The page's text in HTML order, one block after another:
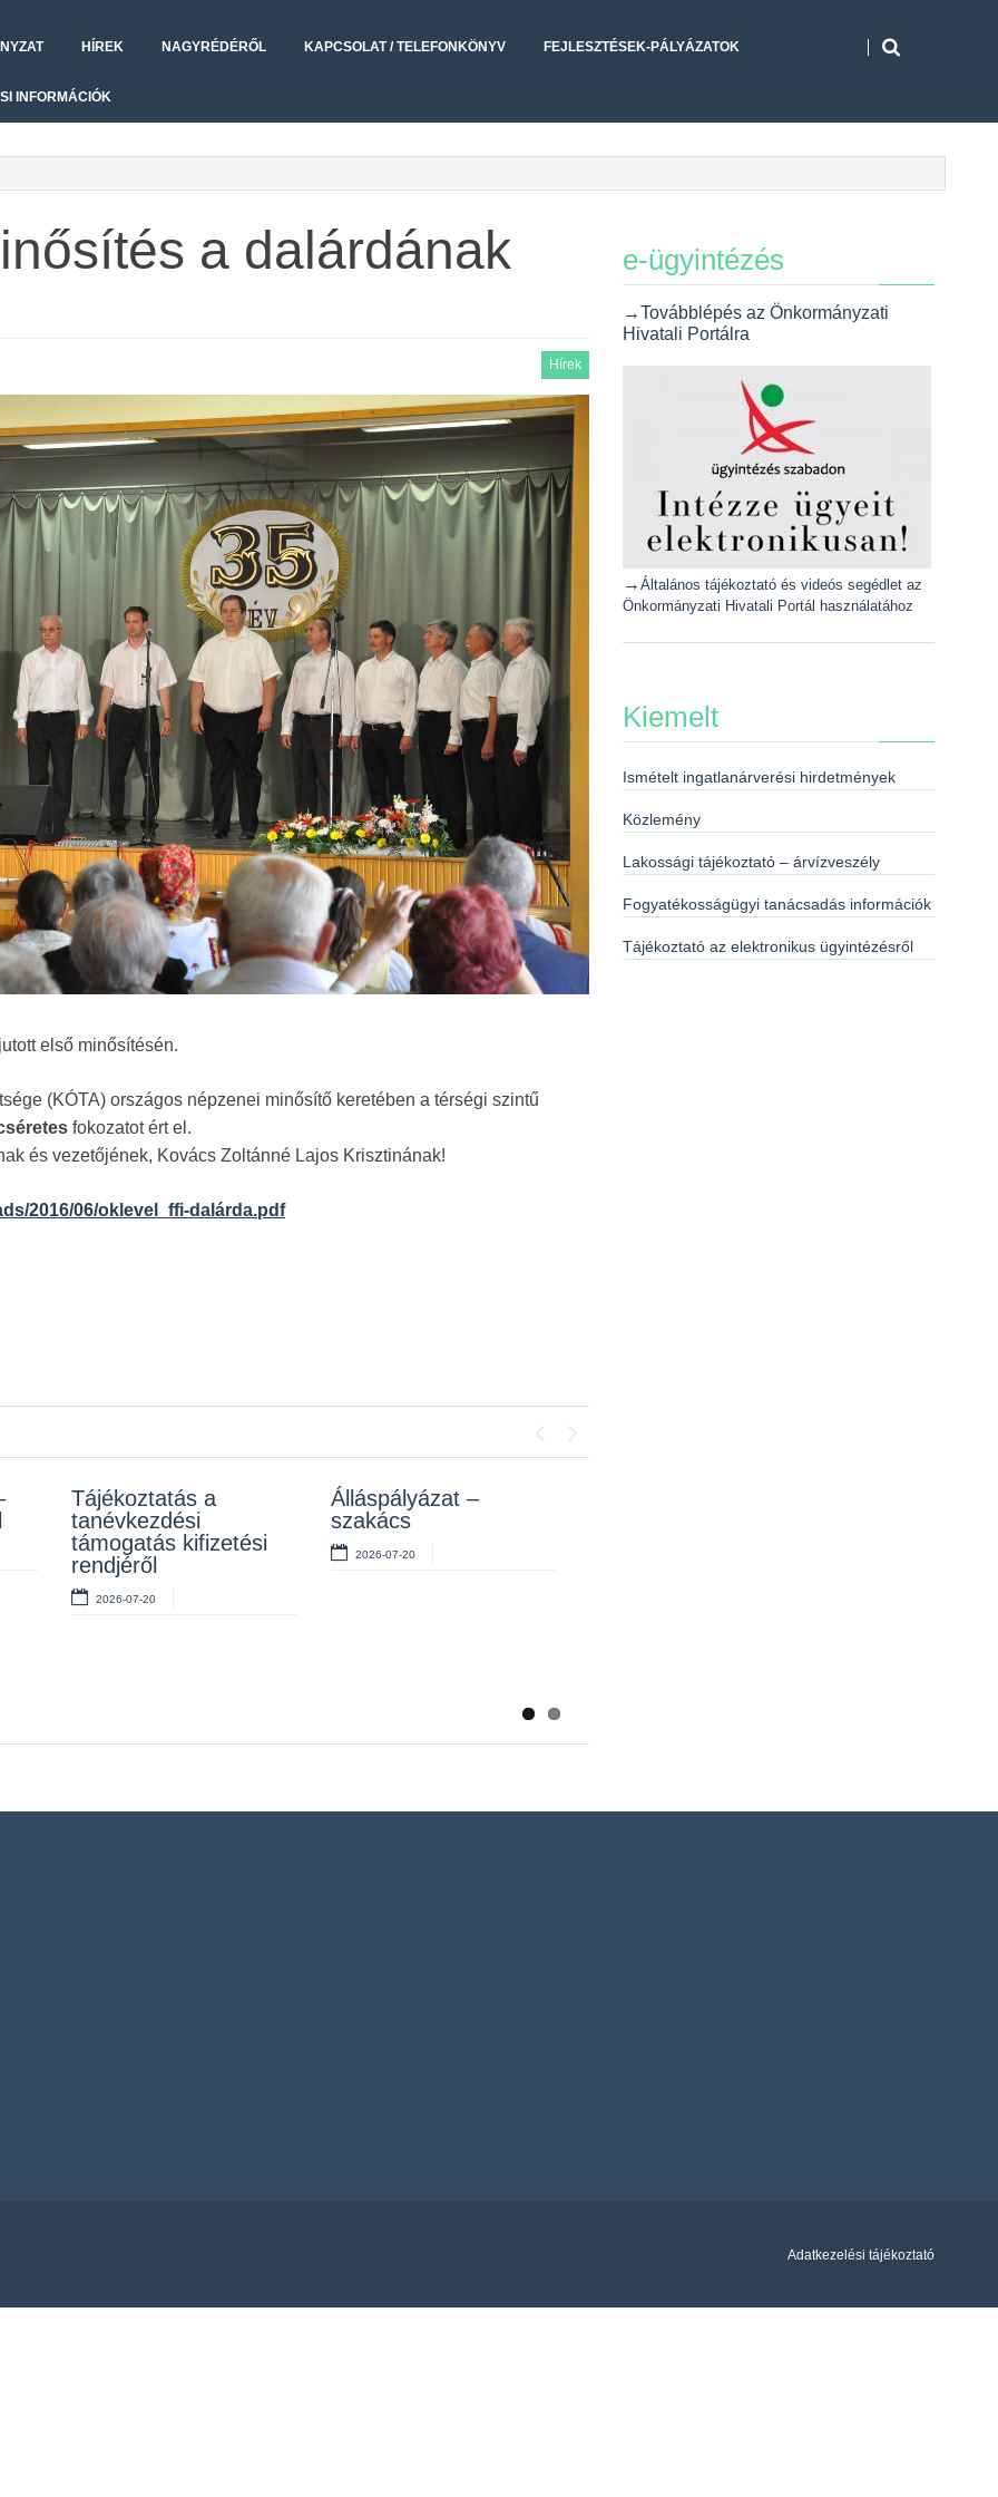
HÍREK NAGYRÉDÉRŐL KAPCSOLAT / TELEFONKÖNYV FEJLESZTÉSEK-PÁLYÁZATOK
INFORMÁCIÓK
a dalárdának
Hírek
első minősítésén.
(KÓTA) országos népzenei minősítő keretében a térségi szintű
fokozatot ért el.
és vezetőjének, Kovács Zoltánné Lajos Krisztinának!
2016/06/oklevel_ffi-dalárda.pdf
Tájékoztatás a
tanévkezdési
támogatás kifizetési
rendjéről
2026-07-20
Álláspályázat –
szakács
2026-07-20
Rendelet kihirdetése
2026-07-10
Álláspályázat –
takarító
2026-07-06
e-ügyintézés
→Továbblépés az Önkormányzati
Hivatali Portálra
→ Általános tájékoztató és videós segédlet az
Önkormányzati Hivatali Portál használatához
Kiemelt
Ismételt ingatlanárverési hirdetmények
Közlemény
Lakossági tájékoztató – árvízveszély
Fogyatékosságügyi tanácsadás információk
Tájékoztató az elektronikus ügyintézésről
Adatkezelési tájékoztató